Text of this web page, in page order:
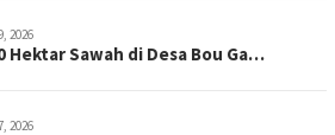
2026
Hektar Sawah di Desa Bou Ga…
2026